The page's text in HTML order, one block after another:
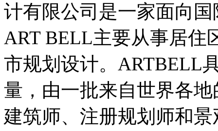
计有限公司是一家面向
ART BELL主要从事居住
市规划设计。ARTBELL
量，由一批来自世界各
建筑师、注册规划师和